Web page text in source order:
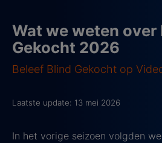
Wat we weten over
Gekocht 2026
Beleef Blind Gekocht op
Laatste update: 13 mei 2026
In het vorige seizoen volgden